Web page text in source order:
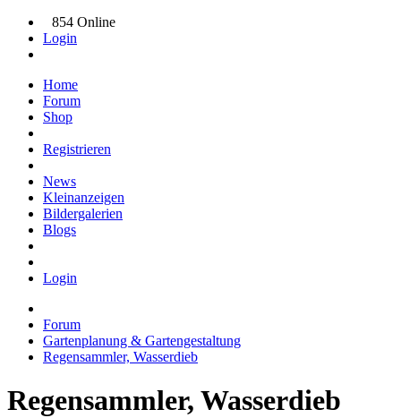
854 Online
Login
Home
Forum
Shop
Registrieren
News
Kleinanzeigen
Bildergalerien
Blogs
Login
Forum
Gartenplanung & Gartengestaltung
Regensammler, Wasserdieb
Regensammler, Wasserdieb